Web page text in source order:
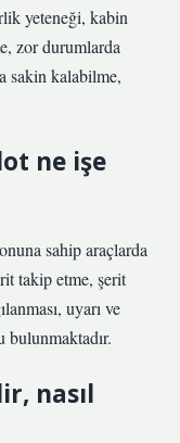
yeteneği, kabin
zor durumlarda
sakin kalabilme,
ne işe
sahip araçlarda
takip etme, şerit
uyarı ve
nasıl